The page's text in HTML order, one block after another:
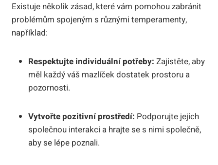
Existuje několik zásad, které vám pomohou zabránit
problémům spojeným s různými temperamenty,
například:
Respektujte individuální potřeby: Zajistěte, aby
měl každý váš mazlíček dostatek prostoru a
pozornosti.
Vytvořte pozitivní prostředí: Podporujte jejich
společnou interakci a hrajte se s nimi společně,
aby se lépe poznali.